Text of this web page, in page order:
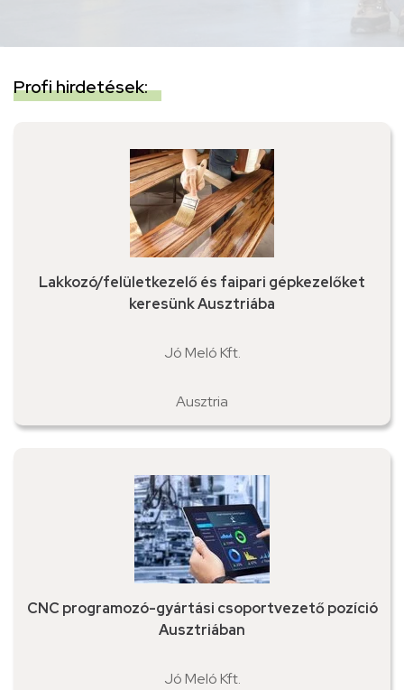
Profi hirdetések:
Lakkozó/felületkezelő és faipari gépkezelőket
keresünk Ausztriába
Jó Meló Kft.
Ausztria
CNC programozó-gyártási csoportvezető pozíció
Ausztriában
Jó Meló Kft.